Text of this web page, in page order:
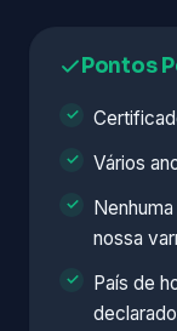
Pontos
Vários
nossa
País de
declarado